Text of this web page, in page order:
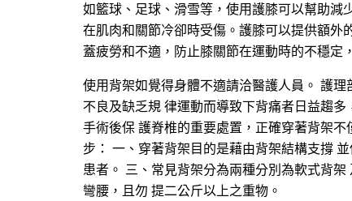
如籃球、足球、滑雪等，使用護膝可以幫助減
在肌肉和關節冷卻時受傷。護膝可以提供額
蓋疲勞和不適，防止膝關節在運動時的不穩定
使用背架如覺得身體不適請洽醫護人員。 護
不良及缺乏規 律運動而導致下背痛者日益趨
手術後保 護脊椎的重要處置，正確穿著背架
步： 一、穿著背架目的是藉由背架結構支撐
患者。 三、常見背架分為兩種分別為軟式背
彎腰，且勿 提二公斤以上之重物。